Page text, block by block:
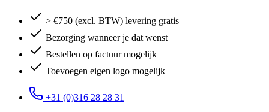
> €750 (excl. BTW) levering gratis
Bezorging wanneer je dat wenst
Bestellen op factuur mogelijk
Toevoegen eigen logo mogelijk
+31 (0)316 28 28 31